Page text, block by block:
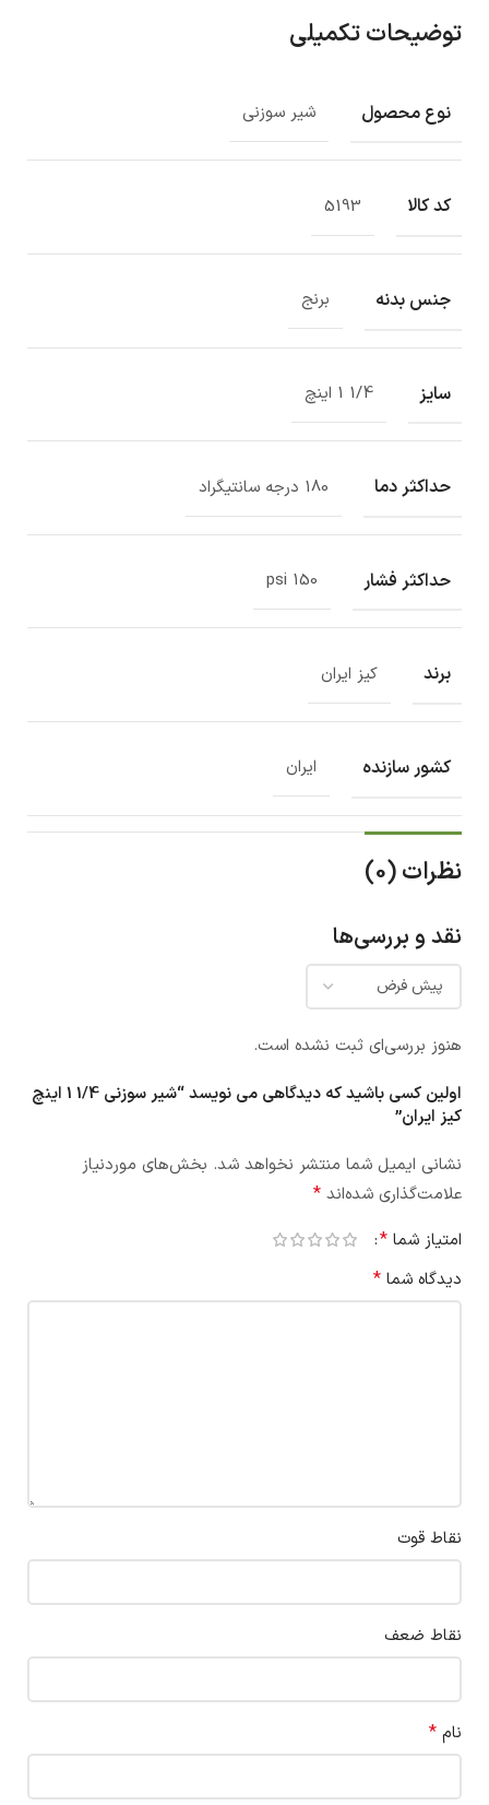
توضیحات تکمیلی
نوع محصول شیر سوزنی
کد کالا 5193
جنس بدنه برنج
سایز 1/4 1 اینچ
حداکثر دما 180 درجه سانتیگراد
حداکثر فشار 150 psi
برند کیز ایران
کشور سازنده ایران
نظرات (0)
نقد و بررسی‌ها
هنوز بررسی‌ای ثبت نشده است.
اولین کسی باشید که دیدگاهی می نویسد “شیر سوزنی 1/4 1 اینچ
کیز ایران”
نشانی ایمیل شما منتشر نخواهد شد. بخش‌های موردنیاز
علامت‌گذاری شده‌اند *
امتیاز شما *
دیدگاه شما *
نقاط قوت
نقاط ضعف
نام *